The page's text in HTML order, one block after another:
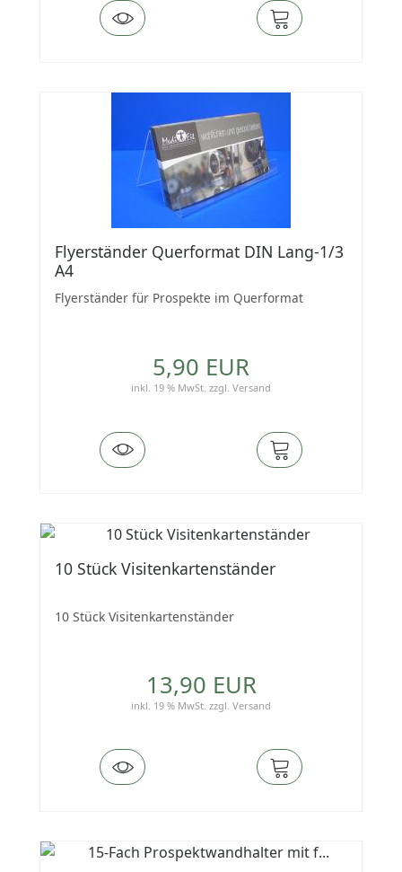
Flyerständer Querformat DIN Lang-1/3
A4
Flyerständer für Prospekte im Querformat
5,90 EUR
inkl. 19 % MwSt. zzgl. Versand
10 Stück Visitenkartenständer
10 Stück Visitenkartenständer
13,90 EUR
inkl. 19 % MwSt. zzgl. Versand